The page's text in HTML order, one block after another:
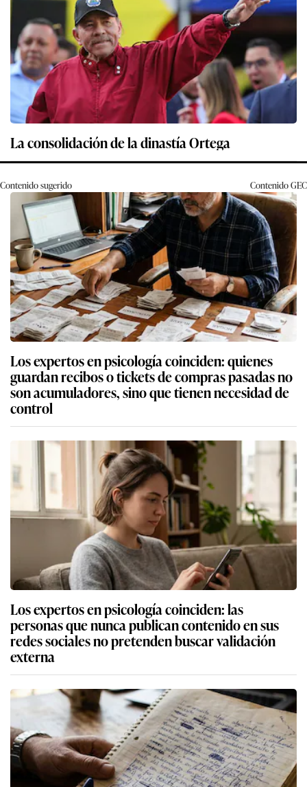
La consolidación de la dinastía Ortega
Contenido sugerido ContenidoGEC
Los expertos en psicología coinciden: quienes
guardan recibos o tickets de compras pasadas no
son acumuladores, sino que tienen necesidad de
control
Los expertos en psicología coinciden: las
personas que nunca publican contenido en sus
redes sociales no pretenden buscar validación
externa